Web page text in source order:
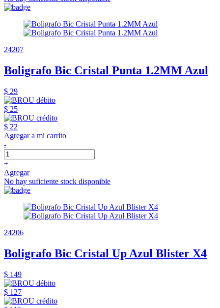
24207
Boligrafo Bic Cristal Punta 1.2MM Azul
$ 29
$ 25
$ 22
Agregar a mi carrito
-
+
Agregar
No hay suficiente stock disponible
24206
Boligrafo Bic Cristal Up Azul Blister X4
$ 149
$ 127